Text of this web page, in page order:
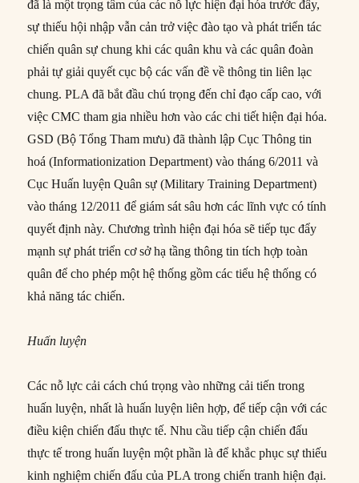
đã là một trọng tâm của các nỗ lực hiện đại hóa trước đây,
sự thiếu hội nhập vẫn cản trở việc đào tạo và phát triển tác
chiến quân sự chung khi các quân khu và các quân đoàn
phải tự giải quyết cục bộ các vấn đề về thông tin liên lạc
chung. PLA đã bắt đầu chú trọng đến chỉ đạo cấp cao, với
việc CMC tham gia nhiều hơn vào các chi tiết hiện đại hóa.
GSD (Bộ Tổng Tham mưu) đã thành lập Cục Thông tin
hoá (Informationization Department) vào tháng 6/2011 và
Cục Huấn luyện Quân sự (Military Training Department)
vào tháng 12/2011 để giám sát sâu hơn các lĩnh vực có tính
quyết định này. Chương trình hiện đại hóa sẽ tiếp tục đẩy
mạnh sự phát triển cơ sở hạ tầng thông tin tích hợp toàn
quân để cho phép một hệ thống gồm các tiểu hệ thống có
khả năng tác chiến.
Huấn luyện
Các nỗ lực cải cách chú trọng vào những cải tiến trong
huấn luyện, nhất là huấn luyện liên hợp, để tiếp cận với các
điều kiện chiến đấu thực tế. Nhu cầu tiếp cận chiến đấu
thực tế trong huấn luyện một phần là để khắc phục sự thiếu
kinh nghiệm chiến đấu của PLA trong chiến tranh hiện đại.